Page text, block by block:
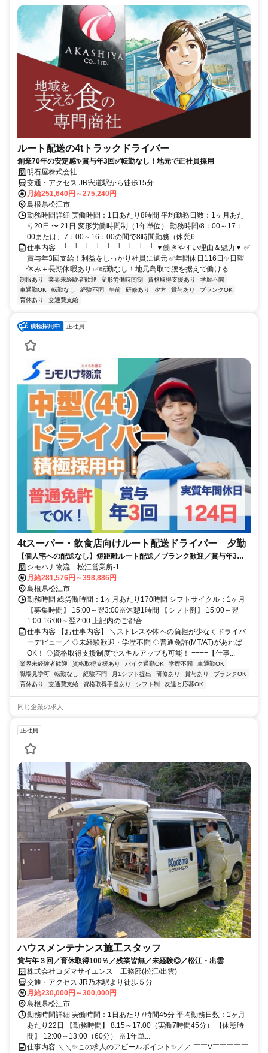
ルート配送の4tトラックドライバー
創業70年の安定感✨賞与年3回✅転勤なし！地元で正社員採用
明石屋株式会社
交通・アクセス JR宍道駅から徒歩15分
月給251,640円～275,240円
島根県松江市
勤務時間詳細 実働時間：1日あたり8時間 平均勤務日数：1ヶ月あた
り20日 〜 21日 変形労働時間制（1年単位） 勤務時間/8：00～17：
00または、7：00～16：00の間で8時間勤務（休憩6...
仕事内容 ─┘─┘─┘─┘─┘─┘─┘─┘─┘ ▼働きやすい理由＆魅力▼ ✅
賞与年3回支給！利益をしっかり社員に還元 ✅年間休日116日✨日曜
休み＋長期休暇あり ✅転勤なし！地元鳥取で腰を据えて働ける...
制服あり 業界未経験者歓迎 変形労働時間制 資格取得支援あり
学歴不問
車通勤OK
転勤なし 経験不問 午前 研修あり 夕方 賞与あり
ブランクOK
育休あり
交通費支給
正社員
4tスーパー・飲食店向けルート配送ドライバー 夕勤
【個人宅への配送なし】短距離ルート配送／ブランク歓迎／賞与年3回
／再配達なし／実質年休124日
シモハナ物流 松江営業所-1
月給281,576円～398,886円
島根県松江市
勤務時間 総労働時間：1ヶ月あたり170時間 シフトサイクル：1ヶ月
【募集時間】 15:00～翌3:00※休憩1時間 【シフト例】 15:00～翌
1:00 16:00～翌2:00 上記内のご都合...
仕事内容 【お仕事内容】 ＼ストレスや体への負担が少なくドライバ
ーデビュー／ ◇未経験歓迎・学歴不問 ◇普通免許(MT/AT)があれば
OK！ ◇資格取得支援制度でスキルアップも可能！ ====【仕事...
業界未経験者歓迎 資格取得支援あり バイク通勤OK 学歴不問
車通勤OK
職場見学可
転勤なし 経験不問 月1シフト提出 研修あり 賞与あり
ブランクOK
育休あり
交通費支給 資格取得手当あり シフト制 友達と応募OK
同じ企業の求人
正社員
ハウスメンテナンス施工スタッフ
賞与年３回／育休取得100％／残業皆無／未経験◎／松江・出雲
株式会社コダマサイエンス 工務部(松江/出雲)
交通・アクセス JR乃木駅より徒歩５分
月給230,000円～300,000円
島根県松江市
勤務時間詳細 実働時間：1日あたり7時間45分 平均勤務日数：1ヶ月
あたり22日 【勤務時間】 8:15～17:00（実働7時間45分） 【休憩時
間】 12:00～13:00（60分） ※1年単...
仕事内容 ＼＼✨この求人のアピールポイント✨／／ ￣￣V￣￣￣￣￣